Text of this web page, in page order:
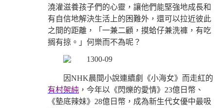
澆灌滋養孩子們的心靈，讓他們能堅強地成長和
有自信地解決生活上的困難外，還可以拉近彼此
之間的距離，「一兼二顧，摸蛤仔兼洗褲，有吃
搁有掠。」何樂而不為呢？
因NHK晨間小說連續劇《小海女》而走紅的
有村架純 ，今年以《閃爍的愛情》23億日幣、
《墊底辣妹》28億日幣，成為新生代女優中最吸